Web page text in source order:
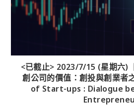
<已截止> 2023/7/15 (星期六)
創公司的價值：創投與創業者
of Start-ups : Dialogue